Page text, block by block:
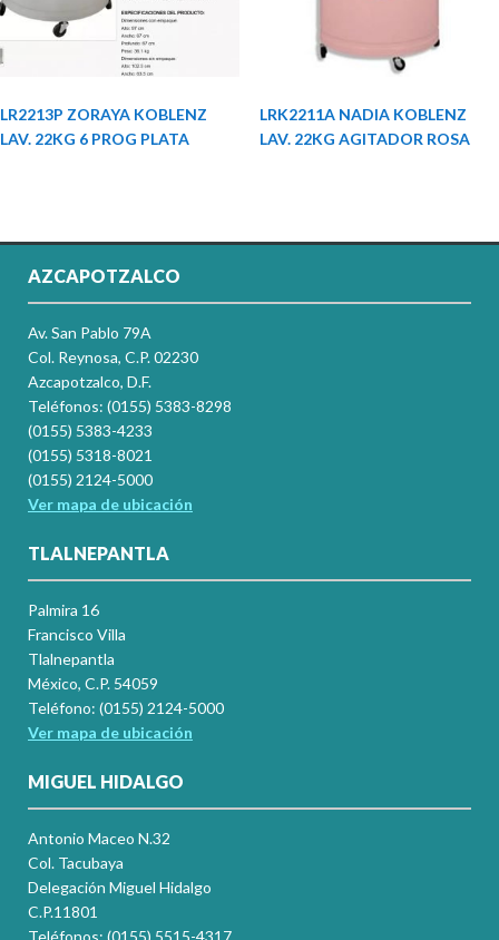
LR2213P ZORAYA KOBLENZ
LAV. 22KG 6 PROG PLATA
LRK2211A NADIA KOBLENZ
LAV. 22KG AGITADOR ROSA
AZCAPOTZALCO
Av. San Pablo 79A
Col. Reynosa, C.P. 02230
Azcapotzalco, D.F.
Teléfonos: (0155) 5383-8298
(0155) 5383-4233
(0155) 5318-8021
(0155) 2124-5000
Ver mapa de ubicación
TLALNEPANTLA
Palmira 16
Francisco Villa
Tlalnepantla
México, C.P. 54059
Teléfono: (0155) 2124-5000
Ver mapa de ubicación
MIGUEL HIDALGO
Antonio Maceo N.32
Col. Tacubaya
Delegación Miguel Hidalgo
C.P.11801
Teléfonos: (0155) 5515-4317